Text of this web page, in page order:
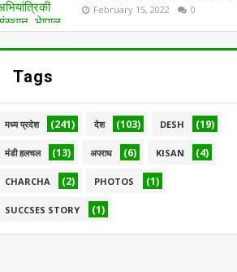
February 15, 2022 0
Tags
मध्य प्रदेश (241) देश (103) DESH (19)
मंडी हलचल (13) अपराध (6) KISAN (4)
CHARCHA (2) PHOTOS (1)
SUCCSES STORY (1)